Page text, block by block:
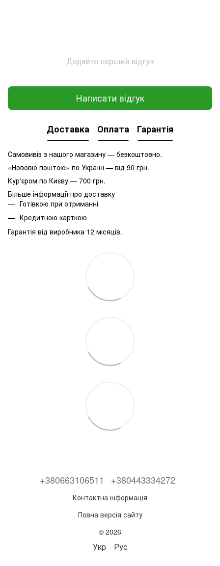
Додайте перший відгук
Написати відгук
Доставка Оплата Гарантія
Самовивіз з нашого магазину — безкоштовно.
«Нововю поштою» по Україні — від 90 грн.
Кур'єром по Києву — 700 грн.
Більше інформації про доставку
Готівкою при отриманні
Кредитною карткою
Гарантія від виробника 12 місяців.
+380663106511 +380443334272
Контактна інформація
Повна версія сайту
© 2026
Укр Рус